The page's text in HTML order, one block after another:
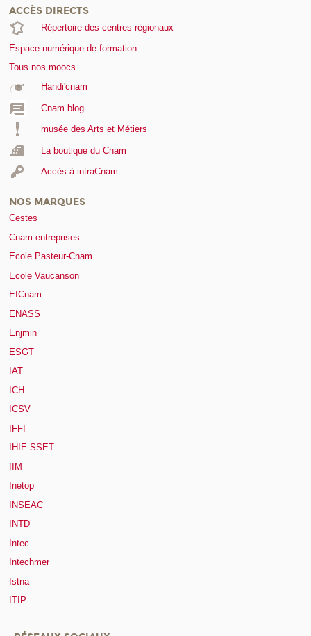
ACCÈS DIRECTS
Répertoire des centres régionaux
Espace numérique de formation
Tous nos moocs
Handi'cnam
Cnam blog
musée des Arts et Métiers
La boutique du Cnam
Accès à intraCnam
NOS MARQUES
Cestes
Cnam entreprises
Ecole Pasteur-Cnam
Ecole Vaucanson
EICnam
ENASS
Enjmin
ESGT
IAT
ICH
ICSV
IFFI
IHIE-SSET
IIM
Inetop
INSEAC
INTD
Intec
Intechmer
Istna
ITIP